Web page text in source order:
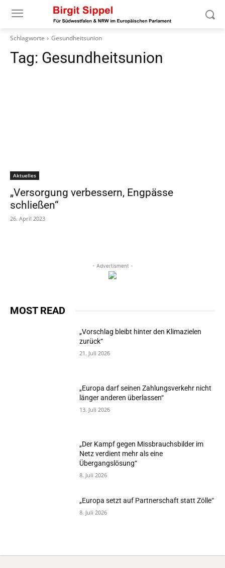
Schlagworte Gesundheitsunion
Tag: Gesundheitsunion
Aktuelles
„Versorgung verbessern, Engpässe
schließen“
26. April 2023
- Advertisment -
MOST READ
„Vorschlag bleibt hinter den Klimazielen
zurück“
21. Juli 2026
„Europa darf seinen Zahlungsverkehr nicht
länger anderen überlassen“
13. Juli 2026
„Der Kampf gegen Missbrauchsbilder im
Netz verdient mehr als eine
Übergangslösung“
8. Juli 2026
„Europa setzt auf Partnerschaft statt Zölle“
8. Juli 2026